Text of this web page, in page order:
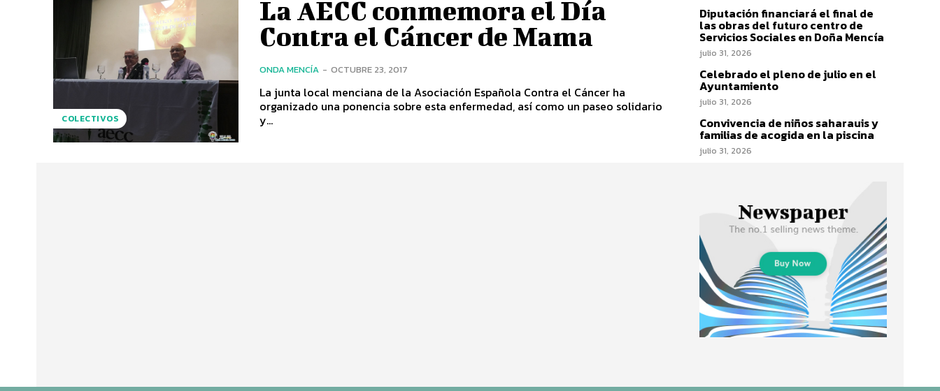
COLECTIVOS
La AECC conmemora el Día
Contra el Cáncer de Mama
ONDA MENCÍA - OCTUBRE 23, 2017
La junta local menciana de la Asociación Española Contra el Cáncer ha
organizado una ponencia sobre esta enfermedad, así como un paseo solidario
y...
Diputación financiará el final de
las obras del futuro centro de
Servicios Sociales en Doña Mencía
julio 31, 2026
Celebrado el pleno de julio en el
Ayuntamiento
julio 31, 2026
Convivencia de niños saharauis y
familias de acogida en la piscina
julio 31, 2026